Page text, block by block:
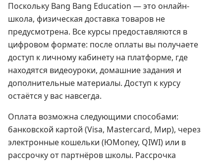
Поскольку Bang Bang Education — это онлайн-
школа, физическая доставка товаров не
предусмотрена. Все курсы предоставляются в
цифровом формате: после оплаты вы получаете
доступ к личному кабинету на платформе, где
находятся видеоуроки, домашние задания и
дополнительные материалы. Доступ к курсу
остаётся у вас навсегда.
Оплата возможна следующими способами:
банковской картой (Visa, Mastercard, Мир), через
электронные кошельки (ЮMoney, QIWI) или в
рассрочку от партнёров школы. Рассрочка